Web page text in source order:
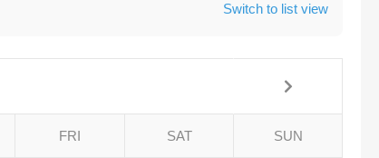
Switch to list view
FRI SAT SUN